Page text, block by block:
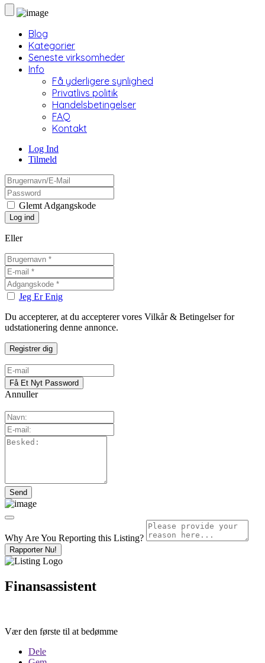
Blog
Kategorier
Seneste virksomheder
Info
Få yderligere synlighed
Privatlivs politik
Handelsbetingelser
FAQ
Kontakt
Log Ind
Tilmeld
Glemt Adgangskode
Eller
Jeg Er Enig
Du accepterer, at du accepterer vores Vilkår & Betingelser for
udstationering denne annonce.
Annuller
Why Are You Reporting this Listing?
Rapporter Nu!
Finansassistent
Vær den første til at bedømme
Dele